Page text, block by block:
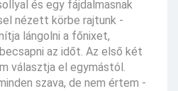
és egy fájdalmasnak
nézett körbe rajtunk -
lángolni a főnixet,
az időt. Az első két
választja el egymástól.
szava, de nem értem -